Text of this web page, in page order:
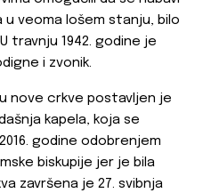
u veoma lošem stanju, bilo
travnju 1942. godine je
i zvonik.
nove crkve postavljen je
kapela, koja se
godine odobrenjem
biskupije jer je bila
završena je 27. svibnja